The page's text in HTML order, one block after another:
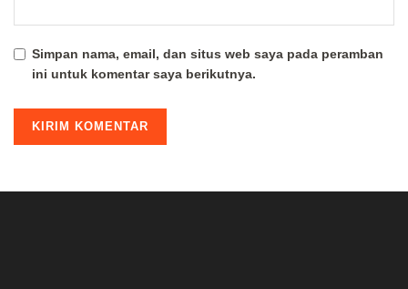
Simpan nama, email, dan situs web saya pada peramban
ini untuk komentar saya berikutnya.